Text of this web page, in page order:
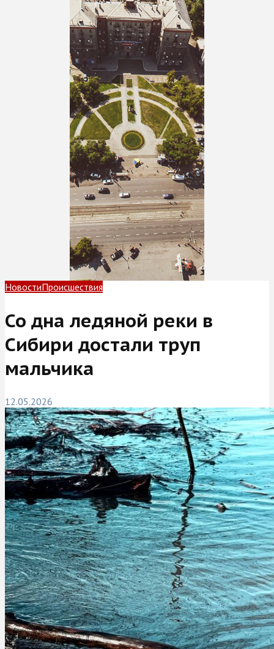
НовостиПроисшествия
Со дна ледяной реки в
Сибири достали труп
мальчика
12.05.2026